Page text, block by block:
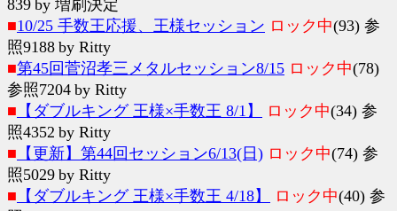
839 by 増刷決定
■10/25 手数王応援、王様セッション ロック中(93) 参
照9188 by Ritty
■第45回菅沼孝三メタルセッション8/15 ロック中(78)
参照7204 by Ritty
■ 【ダブルキング 王様×手数王 8/1】 ロック中(34) 参
照4352 by Ritty
■ 【更新】第44回セッション6/13(日) ロック中(74) 参
照5029 by Ritty
■ 【ダブルキング 王様×手数王 4/18】 ロック中(40) 参